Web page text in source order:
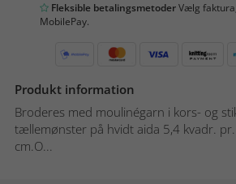
Fleksible betalingsmetoderVælg
MobilePay.
Produkt information
Broderes med moulinégarn i kors- og
tællemønster på hvidt aida 5,4 kvadr.
cm.O...